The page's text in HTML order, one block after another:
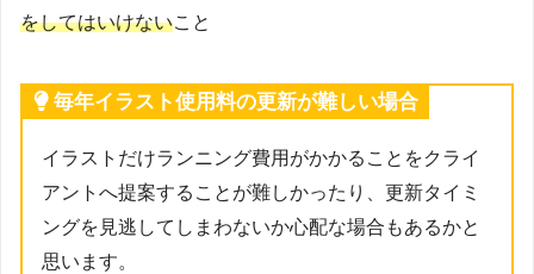
をしてはいけないこと
毎年イラスト使用料の更新が難しい場合
イラストだけランニング費用がかかることをクライ
アントへ提案することが難しかったり、更新タイミ
ングを見逃してしまわないか心配な場合もあるかと
思います。